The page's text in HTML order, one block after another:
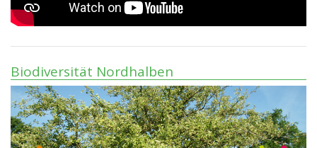
Biodiversität Nordhalben